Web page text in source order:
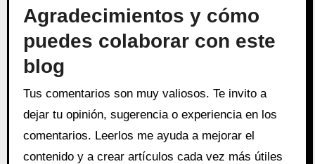
Agradecimientos y cómo
puedes colaborar con este
blog
Tus comentarios son muy valiosos. Te invito a
dejar tu opinión, sugerencia o experiencia en los
comentarios. Leerlos me ayuda a mejorar el
contenido y a crear artículos cada vez más útiles